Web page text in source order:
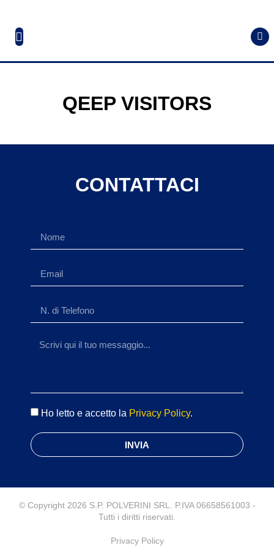
QEEP VISITORS
CONTATTACI
Ho letto e accetto la Privacy Policy.
INVIA
© Copyright 2026 S.P. POLVERINI SRL. P.IVA 06658561003 -
Tutti i diritti riservati.
Privacy Policy